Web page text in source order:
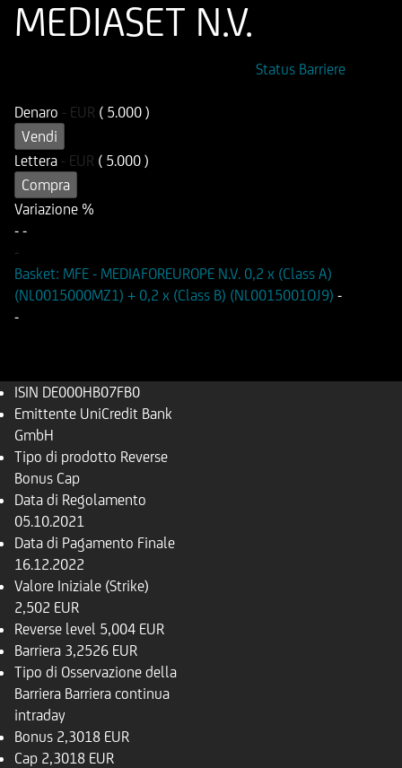
MEDIASET N.V.
Status Barriere
Denaro - EUR ( 5.000 )
Vendi
Lettera - EUR ( 5.000 )
Compra
Variazione %
- -
-
Basket: MFE - MEDIAFOREUROPE N.V. 0,2 x (Class A)
(NL0015000MZ1) + 0,2 x (Class B) (NL0015001OJ9) -
-
ISIN DE000HB07FB0
Emittente UniCredit Bank
GmbH
Tipo di prodotto Reverse
Bonus Cap
Data di Regolamento
05.10.2021
Data di Pagamento Finale
16.12.2022
Valore Iniziale (Strike)
2,502 EUR
Reverse level 5,004 EUR
Barriera 3,2526 EUR
Tipo di Osservazione della
Barriera Barriera continua
intraday
Bonus 2,3018 EUR
Cap 2,3018 EUR